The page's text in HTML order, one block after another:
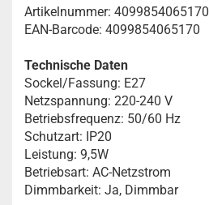
Artikelnummer: 4099854065170
EAN-Barcode: 4099854065170
Technische Daten
Sockel/Fassung: E27
Netzspannung: 220-240 V
Betriebsfrequenz: 50/60 Hz
Schutzart: IP20
Leistung: 9,5W
Betriebsart: AC-Netzstrom
Dimmbarkeit: Ja, Dimmbar